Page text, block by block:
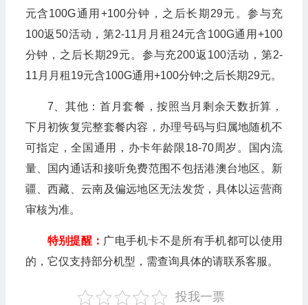
元含100G通用+100分钟，之后长期29元。参与充
100返50活动，第2-11月月租24元含100G通用+100
分钟，之后长期29元。参与充200返100活动，第2-
11月月租19元含100G通用+100分钟;之后长期29元。
7、其他：首月套餐，按照当月剩余天数折算，
下月初恢复完整套餐内容，办理号码与归属地随机不
可指定，全国通用，办卡年龄限18-70周岁。国内流
量、国内通话和接听免费范围不包括港澳台地区。新
疆、西藏、云南及偏远地区无法发货，具体以运营商
审核为准。
特别提醒： 广电手机卡不是所有手机都可以使用
的，它仅支持部分机型，需查询具体的请联系客服。
投我一票